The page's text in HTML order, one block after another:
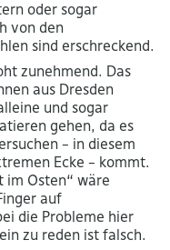
oder sogar
von den
sind erschreckend.
zunehmend. Das
aus Dresden
und sogar
gehen, da es
– in diesem
Ecke – kommt.
im Osten“ wäre
auf
die Probleme hier
zu reden ist falsch.